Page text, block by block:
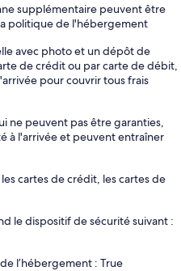
supplémentaire peuvent être
politique de l'hébergement
avec photo et un dépôt de
de crédit ou par carte de débit,
pour couvrir tous frais
ne peuvent pas être garanties,
à l'arrivée et peuvent entraîner
cartes de crédit, les cartes de
le dispositif de sécurité suivant :
l’hébergement : True